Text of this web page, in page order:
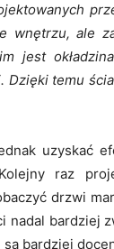
wnętrzu, ale
jest
Dzięki temu
uzyskać
raz
drzwi
bardziej
bardziej